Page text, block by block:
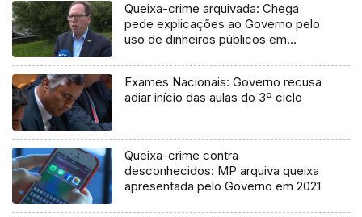
Queixa-crime arquivada: Chega
pede explicações ao Governo pelo
uso de dinheiros públicos em
Exames Nacionais: Governo recusa
adiar início das aulas do 3º ciclo
Queixa-crime contra
desconhecidos: MP arquiva queixa
apresentada pelo Governo em 2021